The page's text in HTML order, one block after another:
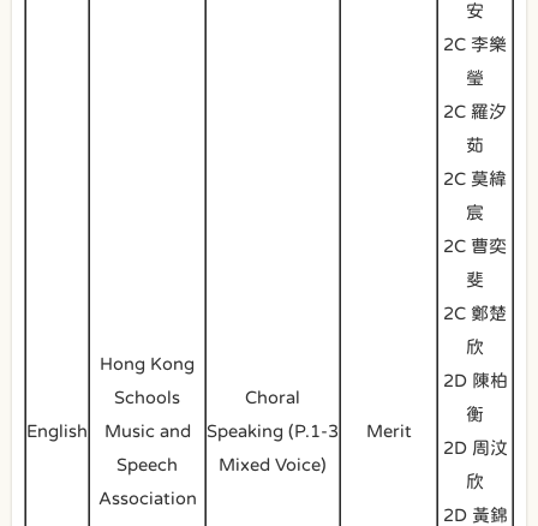
English
Hong Kong
Schools
Music and
Speech
Association
Choral
Speaking (P.1-3
Mixed Voice)
Merit
安
2C 李樂
瑩
2C 羅汐
茹
2C 莫緯
宸
2C 曹奕
斐
2C 鄭楚
欣
2D 陳柏
衡
2D 周汶
欣
2D 黃錦